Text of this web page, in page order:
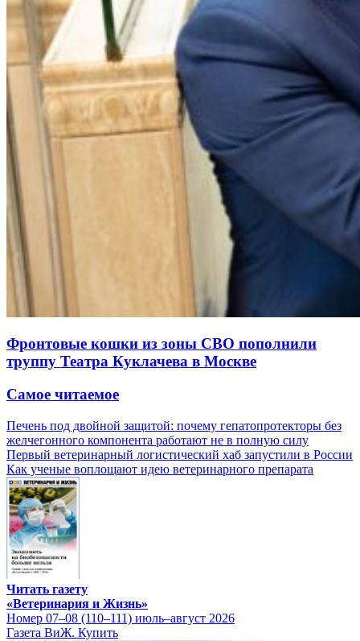
Фронтовые кошки из зоны СВО пополнили
труппу Театра Куклачева в Москве
Самое читаемое
Печень под двойной защитой: почему гепатопротекторы без
желчегонного компонента работают не в полную силу
Первый ветеринарный логистический хаб запустили в России
Как ученые воплощают идею ветеринарного препарата
Читать газету
«Ветеринария и Жизнь»
Номер 07–08 (110–111) июль–август 2026
Газета ВиЖ. Купить